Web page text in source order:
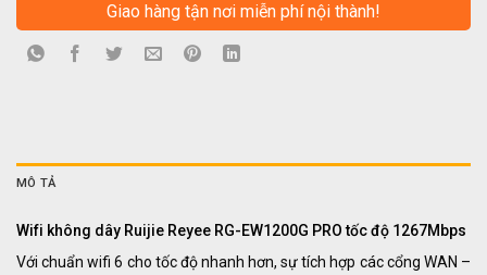
Giao hàng tận nơi miễn phí nội thành!
MÔ TẢ
Wifi không dây Ruijie Reyee RG-EW1200G PRO tốc độ 1267Mbps
Với chuẩn wifi 6 cho tốc độ nhanh hơn, sự tích hợp các cổng WAN –